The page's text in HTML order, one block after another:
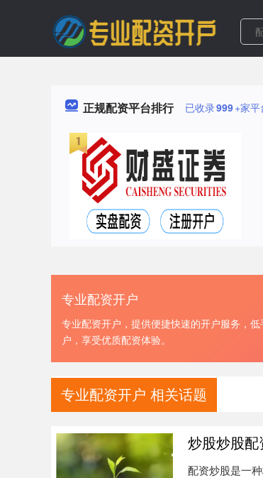
正规配资平台排行 已收录999+家平
专业配资开户
专业配资开户，提供便捷快速的开户服务，
户，享受优质配资体验。
专业配资开户 相关话题
炒股炒股
配资炒股是一